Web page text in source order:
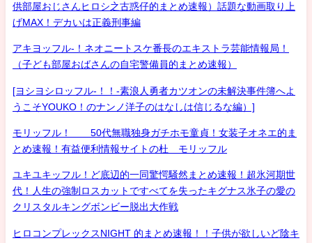
供部屋おじさんヒロシ之古惑仔的まとめ速報）話題な動画取り上
げMAX！デカいは正義刑事編
アキヨッフル-！ネオニートスケ番長のエキストラ芸能情報局！
（子ども部屋おばさんの自宅警備員的まとめ速報）
[ヨシヨシロッフル-！！-素浪人勇者カツオンの未解決事件簿へよ
うこそYOUKO！のナンノ洋子のはなしは信じるな編）]
モリッフル！ 50代無職独身ガチホモ童貞！女装子オネエ的ま
とめ速報！有益便利情報サイトの杜 モリッフル
ユキユキッフル！ど底辺的一同驚愕騒然まとめ速報！超氷河期世
代！人生の強制ロスカットですべてを失ったキグナス氷子の愛の
クリスタルキングボンビー脱出大作戦
ヒロコンプレックスNIGHT 的まとめ速報！！子供が欲しいど陰キ